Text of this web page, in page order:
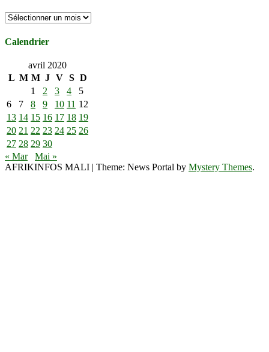
Archives
Calendrier
avril 2020
L M M J V S D
1
2 3 4
5
6
7 8 9 10 11 12
13 14 15 16 17 18 19
20 21 22 23 24 25 26
27 28 29 30
« Mar
Mai »
AFRIKINFOS MALI | Theme: News Portal by Mystery Themes.